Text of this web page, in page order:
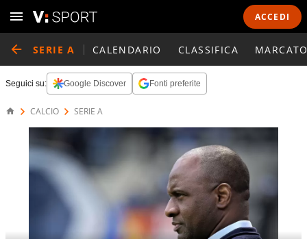
ACCEDI
SERIE A CALENDARIO CLASSIFICA
Seguici su: Google Discover Fonti preferite
CALCIO SERIE A